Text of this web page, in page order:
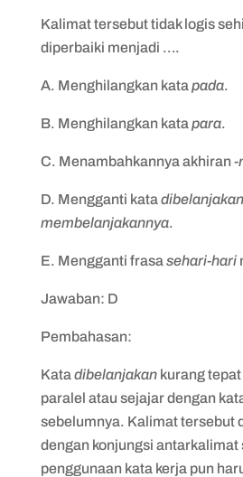
Kalimat tersebut tidak logis
diperbaiki menjadi ….
A. Menghilangkan kata pada.
B. Menghilangkan kata para.
C. Menambahkannya akhiran-
D. Mengganti kata dibelanjakan
membelanjakannya.
E. Mengganti frasa sehari-hari
Jawaban: D
Pembahasan:
Kata dibelanjakan kurang
paralel atau sejajar dengan
sebelumnya. Kalimat tersebut
dengan konjungsi antarkalimat
penggunaan kata kerja pun